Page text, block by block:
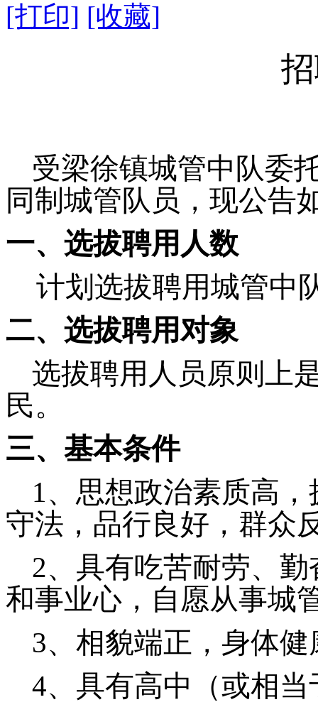
[打印] [收藏]
受梁徐镇城管中队委
同制 城管队员，现公告
一、选拔聘用人数
计划选拔聘用城管中
二、选拔聘用对象
选拔聘用人员原则上
民。
三、基本条件
1、思想政治素质高
守法，品行良好，群众
2、具有吃苦耐劳、
和事业心，自愿从事城
3、相貌端正，身体
4、具有高中（或相